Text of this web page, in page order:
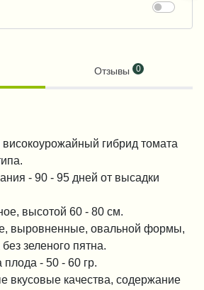
Отзывы 0
гибрид томата
- 90 - 95 дней от высадки
высотой 60 - 80 см.
выровненные, овальной формы,
зеленого пятна.
- 50 - 60 гр.
вкусовые качества, содержание